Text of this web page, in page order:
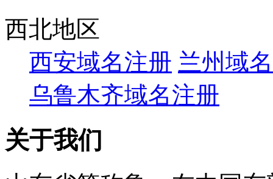
西北地区
西安域名注册 兰州域
乌鲁木齐域名注册
关于我们